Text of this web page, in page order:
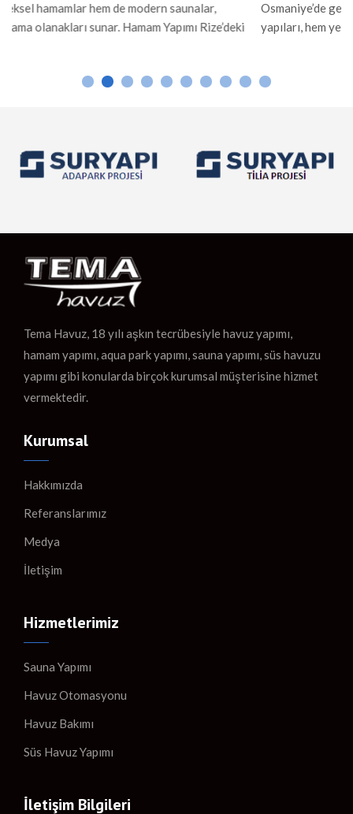
Rize’deki
Osmaniye’de geleneksel hamam kültürü ve modern
yapıları, hem yerel halk hem de ziyaretçiler için
gibi dayanıklı malzemelerle yapılan hamamlar,
Tema Havuz, 18 yılı aşkın tecrübesiyle havuz yapımı,
hamam yapımı, aqua park yapımı, sauna yapımı, süs havuzu
yapımı gibi konularda birçok kurumsal müşterisine hizmet
vermektedir.
Kurumsal
Hakkımızda
Referanslarımız
Medya
İletişim
Hizmetlerimiz
Sauna Yapımı
Havuz Otomasyonu
Havuz Bakımı
Süs Havuz Yapımı
İletişim Bilgileri